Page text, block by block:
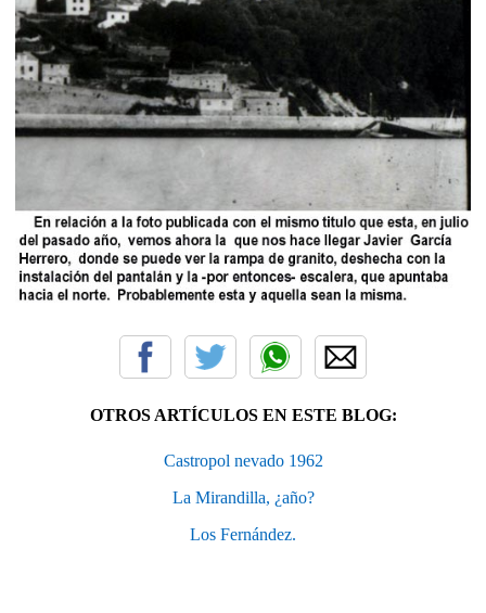
OTROS ARTÍCULOS EN ESTE BLOG:
Castropol nevado 1962
La Mirandilla, ¿año?
Los Fernández.